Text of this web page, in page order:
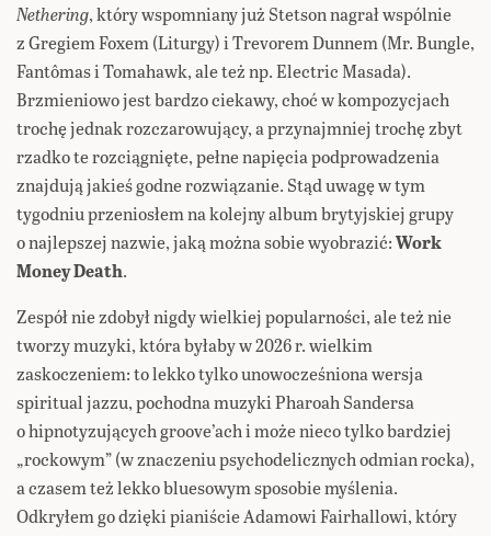
Nethering, który wspomniany już Stetson nagrał wspólnie
z Gregiem Foxem (Liturgy) i Trevorem Dunnem (Mr. Bungle,
Fantômas i Tomahawk, ale też np. Electric Masada).
Brzmieniowo jest bardzo ciekawy, choć w kompozycjach
trochę jednak rozczarowujący, a przynajmniej trochę zbyt
rzadko te rozciągnięte, pełne napięcia podprowadzenia
znajdują jakieś godne rozwiązanie. Stąd uwagę w tym
tygodniu przeniosłem na kolejny album brytyjskiej grupy
o najlepszej nazwie, jaką można sobie wyobrazić:Work
Money Death.
Zespół nie zdobył nigdy wielkiej popularności, ale też nie
tworzy muzyki, która byłaby w 2026 r. wielkim
zaskoczeniem: to lekko tylko unowocześniona wersja
spiritual jazzu, pochodna muzyki Pharoah Sandersa
o hipnotyzujących groove’ach i może nieco tylko bardziej
„rockowym” (w znaczeniu psychodelicznych odmian rocka),
a czasem też lekko bluesowym sposobie myślenia.
Odkryłem go dzięki pianiście Adamowi Fairhallowi, który